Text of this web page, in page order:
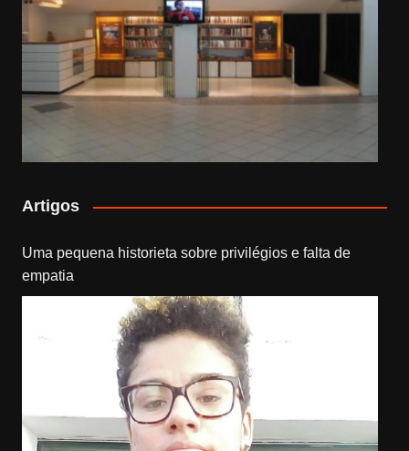
Artigos
Uma pequena historieta sobre privilégios e falta de
empatia